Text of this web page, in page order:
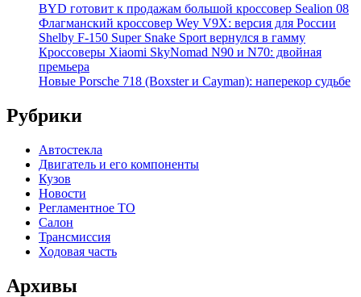
BYD готовит к продажам большой кроссовер Sealion 08
Флагманский кроссовер Wey V9X: версия для России
Shelby F-150 Super Snake Sport вернулся в гамму
Кроссоверы Xiaomi SkyNomad N90 и N70: двойная
премьера
Новые Porsche 718 (Boxster и Cayman): наперекор судьбе
Рубрики
Автостекла
Двигатель и его компоненты
Кузов
Новости
Регламентное ТО
Салон
Трансмиссия
Ходовая часть
Архивы